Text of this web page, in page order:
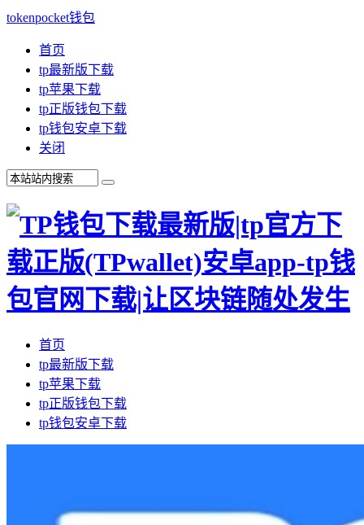
tokenpocket钱包
首页
tp最新版下载
tp苹果下载
tp正版钱包下载
tp钱包安卓下载
关闭
首页
tp最新版下载
tp苹果下载
tp正版钱包下载
tp钱包安卓下载